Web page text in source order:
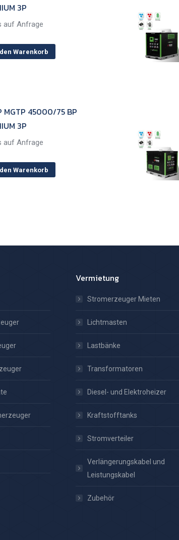
3P
auf Anfrage
Warenkorb
MGTP 45000/75 BP
3P
auf Anfrage
Warenkorb
Vermietung
Stromerzeuger Mieten
Lichtmasten
Lastbänke
Transformatoren
Diesel- und Elektroheizer
Kraftstofftanks
Stromverteiler
Verlängerungskabel und
Leistungskabel
Zubehör